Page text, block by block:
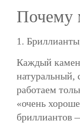
Почему
1.
Каждый
работаем
«очень
бриллиантов